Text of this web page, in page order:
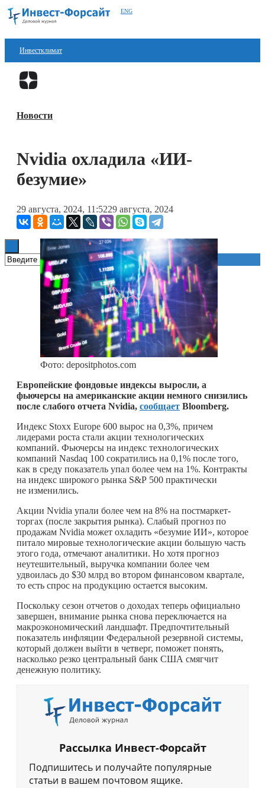
ENG
Инвестклимат
Финансы
Блокчейн
Книги
Новости
Nvidia охладила «ИИ-
безумие»
29 августа, 2024, 11:5229 августа, 2024
Фото: depositphotos.com
Европейские фондовые индексы выросли, а
фьючерсы на американские акции немного снизились
после слабого отчета Nvidia, сообщает Bloomberg.
Индекс Stoxx Europe 600 вырос на 0,3%, причем
лидерами роста стали акции технологических
компаний. Фьючерсы на индекс технологических
компаний Nasdaq 100 сократились на 0,1% после того,
как в среду показатель упал более чем на 1%. Контракты
на индекс широкого рынка S&P 500 практически
не изменились.
Акции Nvidia упали более чем на 8% на постмаркет-
торгах (после закрытия рынка). Слабый прогноз по
продажам Nvidia может охладить «безумие ИИ», которое
питало мировые технологические акции большую часть
этого года, отмечают аналитики. Но хотя прогноз
неутешительный, выручка компании более чем
удвоилась до $30 млрд во втором финансовом квартале,
то есть спрос на продукцию остается высоким.
Поскольку сезон отчетов о доходах теперь официально
завершен, внимание рынка снова переключается на
макроэкономический ландшафт. Предпочтительный
показатель инфляции Федеральной резервной системы,
который должен выйти в четверг, поможет понять,
насколько резко центральный банк США смягчит
денежную политику.
Рассылка Инвест-Форсайт
Подпишитесь и получайте популярные
статьи в вашем почтовом ящике.